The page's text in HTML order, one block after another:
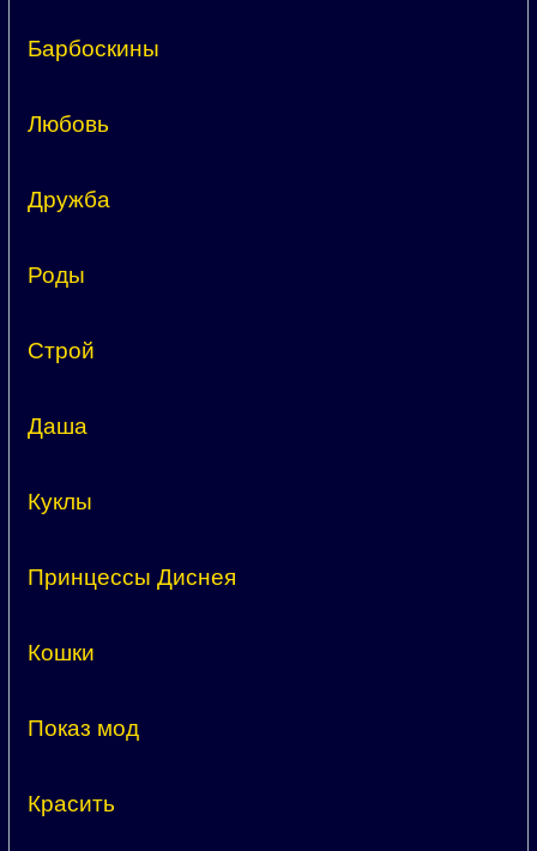
Барбоскины
Любовь
Дружба
Роды
Строй
Даша
Куклы
Принцессы Диснея
Кошки
Показ мод
Красить